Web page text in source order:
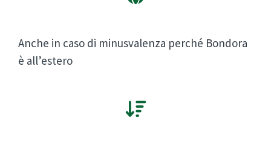
Anche in caso di minusvalenza perché Bondora
è all’estero